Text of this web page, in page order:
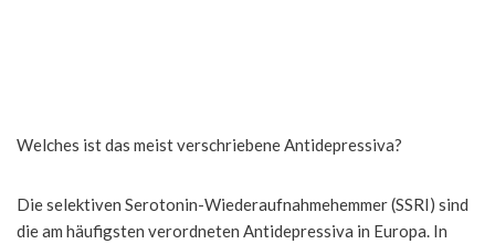
Welches ist das meist verschriebene Antidepressiva?
Die selektiven Serotonin-Wiederaufnahmehemmer (SSRI) sind
die am häufigsten verordneten Antidepressiva in Europa. In